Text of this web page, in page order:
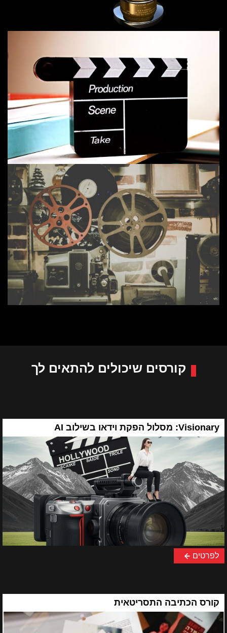
קורסים שיכולים להתאים לך
Visionary: מסלול הפקת וידאו בשילוב AI
לפרטים
קורס הכתיבה התסריטאית